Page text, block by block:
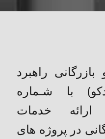
راهبرد
با شـماره
جهت ارائه خدمات
در پروژه های